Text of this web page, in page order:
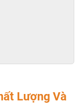
Lượng Và